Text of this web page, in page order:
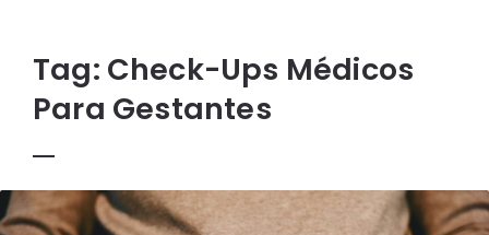
Tag: Check-Ups Médicos
Para Gestantes